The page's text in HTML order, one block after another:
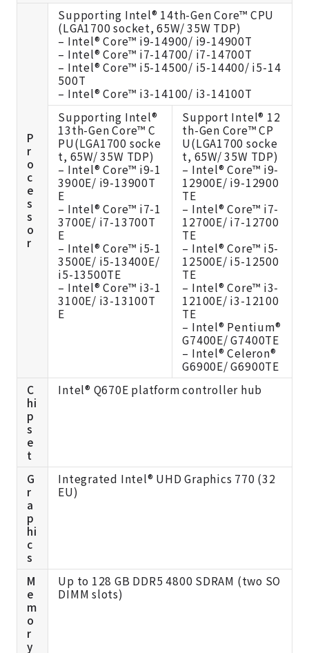
P
r
o
c
e
s
s
o
r
Supporting Intel® 14th-Gen Core™ CPU
(LGA1700 socket, 65W/ 35W TDP)
– Intel® Core™ i9-14900/ i9-14900T
– Intel® Core™ i7-14700/ i7-14700T
– Intel® Core™ i5-14500/ i5-14400/ i5-14
500T
– Intel® Core™ i3-14100/ i3-14100T
Supporting Intel®
13th-Gen Core™ C
PU(LGA1700 socke
t, 65W/ 35W TDP)
– Intel® Core™ i9-1
3900E/ i9-13900T
E
– Intel® Core™ i7-1
3700E/ i7-13700T
E
– Intel® Core™ i5-1
3500E/ i5-13400E/
i5-13500TE
– Intel® Core™ i3-1
3100E/ i3-13100T
E
Support Intel® 12
th-Gen Core™ CP
U(LGA1700 socke
t, 65W/ 35W TDP)
– Intel® Core™ i9-
12900E/ i9-12900
TE
– Intel® Core™ i7-
12700E/ i7-12700
TE
– Intel® Core™ i5-
12500E/ i5-12500
TE
– Intel® Core™ i3-
12100E/ i3-12100
TE
– Intel® Pentium®
G7400E/ G7400TE
– Intel® Celeron®
G6900E/ G6900TE
C
hi
p
s
e
t
Intel® Q670E platform controller hub
G
r
a
p
hi
c
s
Integrated Intel® UHD Graphics 770 (32
EU)
M
e
m
o
r
y
Up to 128 GB DDR5 4800 SDRAM (two SO
DIMM slots)